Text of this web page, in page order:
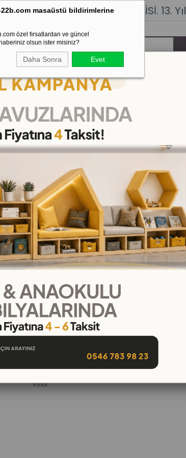
masaüstü bildirimlerine
özel fırsatlardan ve güncel
olsun ister misiniz?
Daha Sonra Evet
% 100İADEGARANTİSİ. 13. Yıl
Salıncak Tahterevalli Çok Satanlar
KURUMSAL
Hakkımızda
İletişim
Banka Hesap Numaraları
Gizlilik ve Güvenlik
Garanti ve İade
KVKK